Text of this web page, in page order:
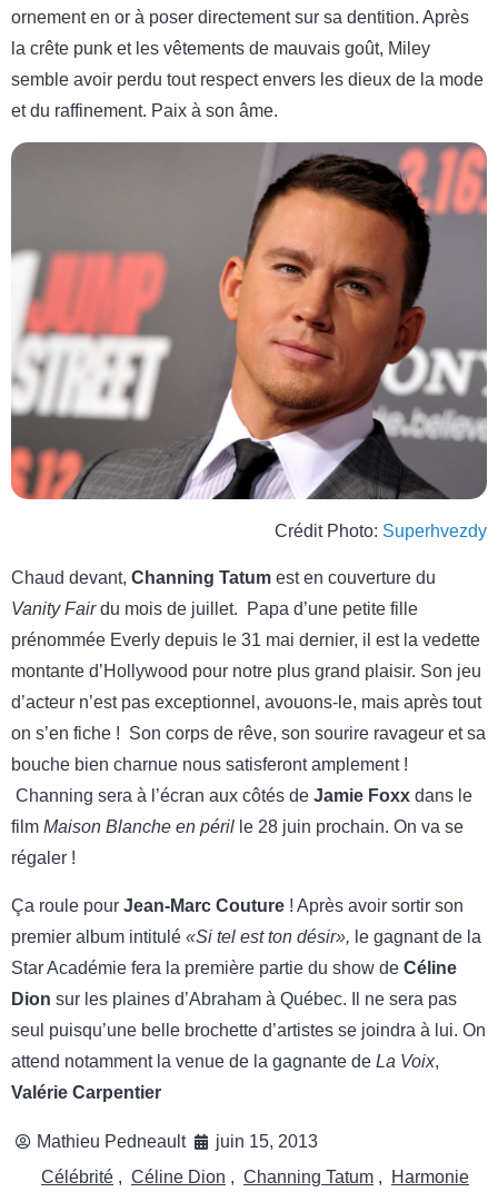
ornement en or à poser directement sur sa dentition. Après
la crête punk et les vêtements de mauvais goût, Miley
semble avoir perdu tout respect envers les dieux de la mode
et du raffinement. Paix à son âme.
Crédit Photo: Superhvezdy
Chaud devant, Channing Tatum est en couverture du
Vanity Fairdu mois de juillet. Papa d’une petite fille
prénommée Everly depuis le 31 mai dernier, il est la vedette
montante d’Hollywood pour notre plus grand plaisir. Son jeu
d’acteur n’est pas exceptionnel, avouons-le, mais après tout
on s’en fiche ! Son corps de rêve, son sourire ravageur et sa
bouche bien charnue nous satisferont amplement !
Channing sera à l’écran aux côtés de Jamie Foxx dans le
film Maison Blanche en péril le 28 juin prochain. On va se
régaler !
Ça roule pour Jean-Marc Couture ! Après avoir sortir son
premier album intitulé «Si tel est ton désir», le gagnant de la
Star Académie fera la première partie du show de Céline
Dion sur les plaines d’Abraham à Québec. Il ne sera pas
seul puisqu’une belle brochette d’artistes se joindra à lui. On
attend notamment la venue de la gagnante de La Voix,
Valérie Carpentier
Mathieu Pedneault
juin 15, 2013
Célébrité , Céline Dion , Channing Tatum ,
Harmonie